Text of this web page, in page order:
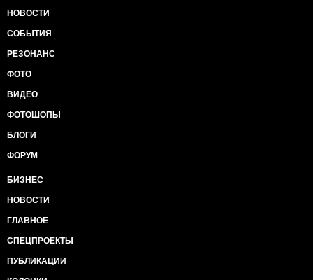
НОВОСТИ
СОБЫТИЯ
РЕЗОНАНС
ФОТО
ВИДЕО
ФОТОШОПЫ
БЛОГИ
ФОРУМ
БИЗНЕС
НОВОСТИ
ГЛАВНОЕ
СПЕЦПРОЕКТЫ
ПУБЛИКАЦИИ